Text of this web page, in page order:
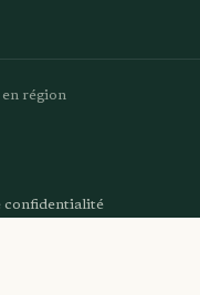
en région
confidentialité